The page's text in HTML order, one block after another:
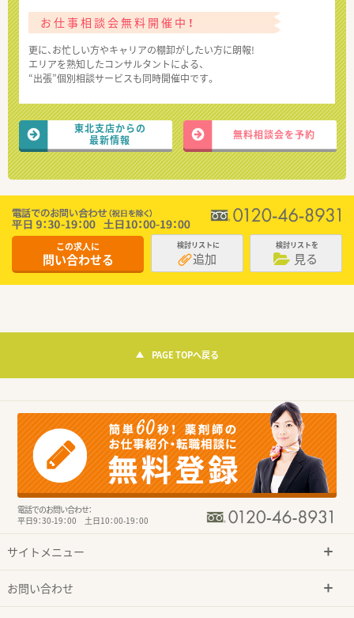
お仕事相談会無料開催中！
更に、お忙しい方やキャリアの棚卸がしたい方に朗報!
エリアを熟知したコンサルタントによる、
“出張”個別相談サービスも同時開催中です。
東北支店からの
最新情報
無料相談会を予約
この求人に
問い合わせる
検討リストに
追加
検討リストを
見る
PAGE TOPへ戻る
電話でのお問い合わせ：
平日9：30-19：00 土日10：00-19：00
サイトメニュー
お問い合わせ